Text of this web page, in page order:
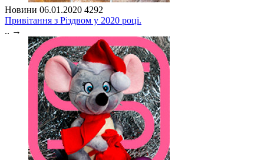
Новини 06.01.2020 4292
Привітання з Різдвом у 2020 році.
.. →